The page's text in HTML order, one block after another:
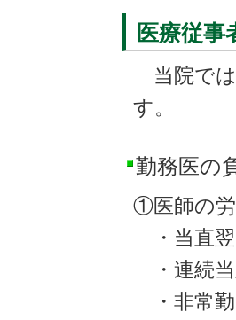
医療従事
当院では
す。
勤務医の
①医師の
・当直翌
・連続
・非常